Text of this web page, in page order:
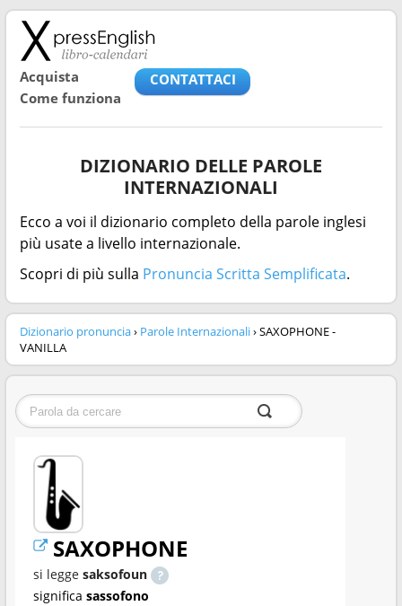
Acquista
Come funziona
CONTATTACI
DIZIONARIO DELLE PAROLE
INTERNAZIONALI
Ecco a voi il dizionario completo della parole inglesi
più usate a livello internazionale.
Scopri di più sulla Pronuncia Scritta Semplificata.
Dizionario pronuncia› Parole Internazionali› SAXOPHONE -
VANILLA
SAXOPHONE
si legge saksofoun
significa sassofono